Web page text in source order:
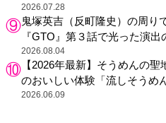
活性化
2026.07.28
鬼塚英吉（反町隆史）の周り
『GTO』第３話で光った演出
2026.08.04
【2026年最新】そうめんの
のおいしい体験「流しそうめ
2026.06.09